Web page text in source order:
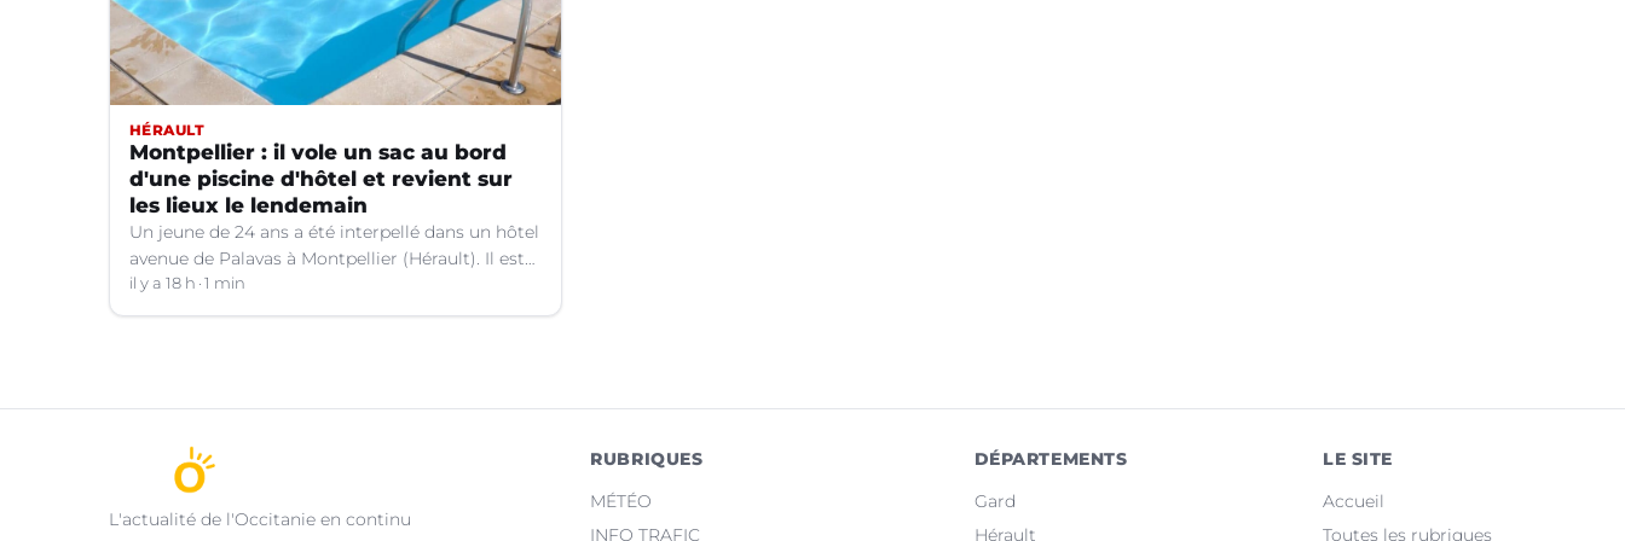
HÉRAULT
Montpellier : il vole un sac au bord
d'une piscine d'hôtel et revient sur
les lieux le lendemain
Un jeune de 24 ans a été interpellé dans un hôtel
avenue de Palavas à Montpellier (Hérault). Il est
suspecté d'avoir volé le sac d'une cliente.
il y a 18 h 1 min
L'actualité de l'Occitanie en continu
RUBRIQUES
MÉTÉO
INFO TRAFIC
DÉPARTEMENTS
Gard
Hérault
LE SITE
Accueil
Toutes les rubriques